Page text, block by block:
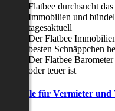
Flatbee durchsucht
Immobilien und
tagesaktuell
Der Flatbee
besten Schnäppchen
Der Flatbee
oder teuer ist
Vorteile für Vermieter